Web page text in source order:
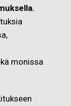
monissa